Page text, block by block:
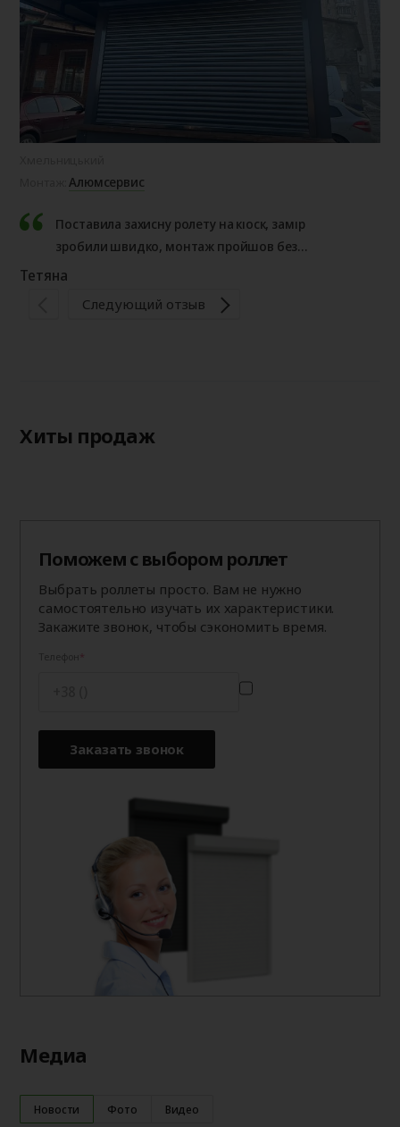
Монтаж:Алюмсервис
Поставила захисну ролету на кіоск, замір
зробили швидко, монтаж пройшов без
проблем. Результатом дуже задоволена,
Тетяна
Следующий отзыв
Хиты продаж
Поможем с выбором роллет
Выбрать роллеты просто. Вам не нужно
самостоятельно изучать их характеристики.
Закажите звонок, чтобы сэкономить время.
Заказать звонок
Медиа
Новости Фото Видео